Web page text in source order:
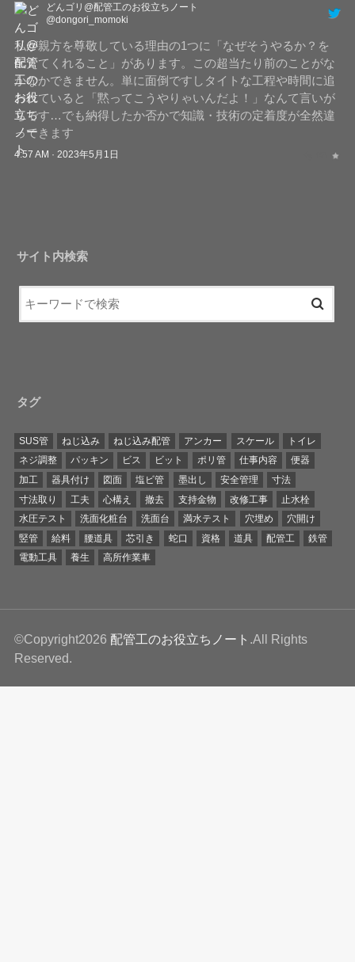
どんゴリ@配管工のお役立ちノート
@dongori_momoki
私が親方を尊敬している理由の1つに「なぜそうやるか？を
伝えてくれること」があります。この超当たり前のことがな
かなかできません。単に面倒ですしタイトな工程や時間に追
われていると「黙ってこうやりゃいんだよ！」なんて言いが
ちです…でも納得したか否かで知識・技術の定着度が全然違
ってきます
4:57 AM · 2023年5月1日
サイト内検索
タグ
SUS管 ねじ込み ねじ込み配管 アンカー スケール
トイレ
ネジ調整
パッキン ビス ビット ポリ管 仕事内容
便器
加工
器具付け 図面 塩ビ管 墨出し 安全管理
寸法
寸法取り
工夫 心構え 撤去 支持金物 改修工事
止水栓
水圧テスト
洗面化粧台 洗面台 満水テスト 穴埋め
穴開け
竪管
給料 腰道具 芯引き 蛇口 資格 道具 配管工
鉄管
電動工具
養生 高所作業車
©Copyright2026 配管工のお役立ちノート .All Rights
Reserved.